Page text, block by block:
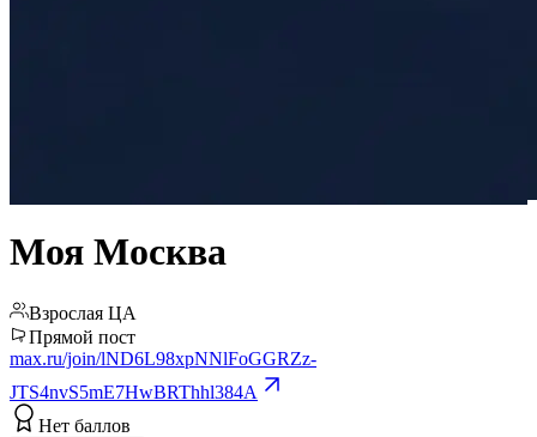
Моя Москва
Взрослая ЦА
Прямой пост
max.ru/join/lND6L98xpNNlFoGGRZz-
JTS4nvS5mE7HwBRThhl384A
Нет баллов